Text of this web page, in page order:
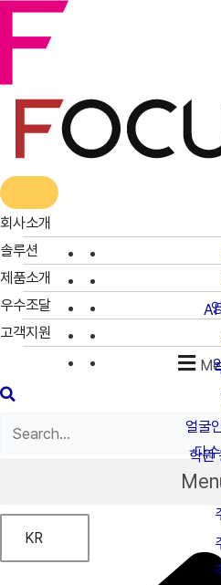
뛰
기
회사소개
솔루션
AI
얼굴
학원
제품소개
우수조달
다
고객지원
KR